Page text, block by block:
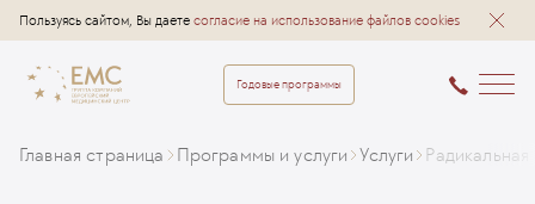
Пользуясь сайтом, Вы даете согласие на использование файлов cookies
Годовые программы
Главная страница Программы и услуги Услуги